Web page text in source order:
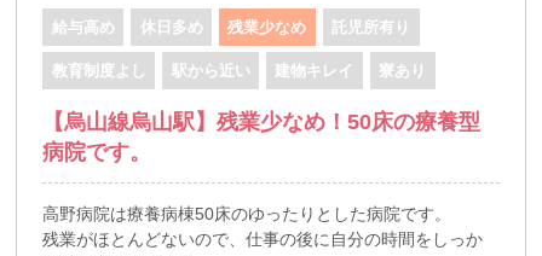
給与高め 休日多め 残業少なめ 託児所有り
教育制度よし 駅から近い 建物キレイ 寮あり
【烏山線烏山駅】残業少なめ！50床の療養型
病院です。
高野病院は療養病棟50床のゆったりとした病院です。
残業がほとんどないので、仕事の後に自分の時間をしっか